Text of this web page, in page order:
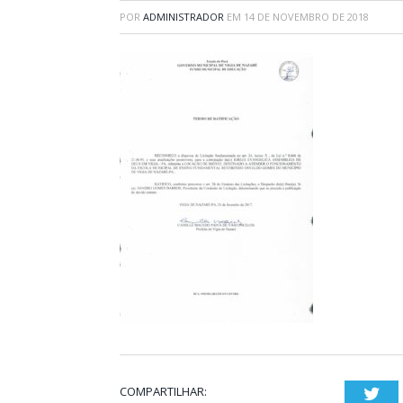
POR ADMINISTRADOR EM 14 DE NOVEMBRO DE 2018
COMPARTILHAR: